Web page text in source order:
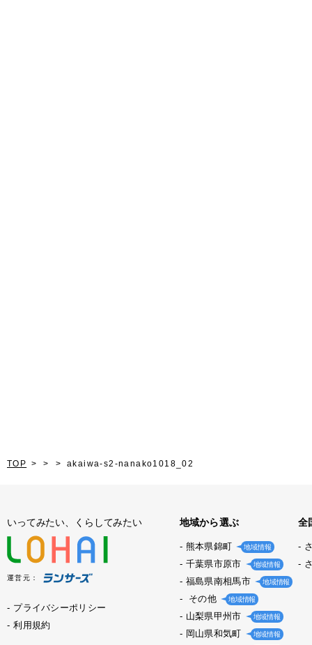
TOP akaiwa-s2-nanako1018_02
いってみたい、くらしてみたい
運営元：
プライバシーポリシー
利用規約
地域から選ぶ
熊本県錦町 地域情報
千葉県市原市 地域情報
福島県南相馬市 地域情報
その他 地域情報
山梨県甲州市 地域情報
岡山県和気町 地域情報
全